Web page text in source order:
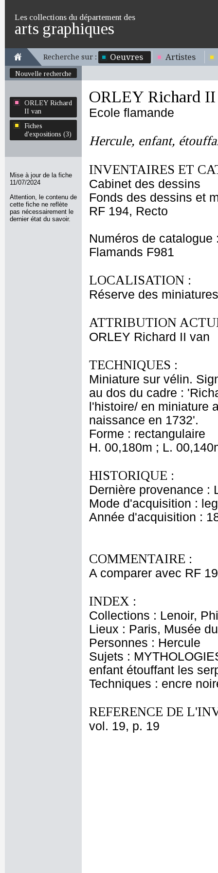
Les collections du département des
arts graphiques
Recherche sur : Oeuvres Artistes
Nouvelle recherche
ORLEY Richard
II van
Fiches
d'expositions (3)
Mise à jour de la fiche
11/07/2024
Attention, le contenu de
cette fiche ne reflète
pas nécessairement le
dernier état du savoir.
ORLEY Richard
Ecole flamande
Hercule, enfant,
INVENTAIRES ET
Cabinet des dessins
Fonds des dessins et
RF 194, Recto
Numéros de catalogue
Flamands F981
LOCALISATION :
Réserve des
ATTRIBUTION
ORLEY Richard II van
TECHNIQUES :
Miniature sur vélin.
au dos du cadre :
l'histoire/ en miniature
naissance en 1732'.
Forme : rectangulaire
H. 00,180m ; L.
HISTORIQUE :
Dernière provenance :
Mode d'acquisition :
Année d'acquisition :
COMMENTAIRE :
A comparer avec RF
INDEX :
Collections : Lenoir,
Lieux : Paris, Musée
Personnes : Hercule
Sujets :
enfant étouffant les
Techniques : encre
REFERENCE DE
vol. 19, p. 19